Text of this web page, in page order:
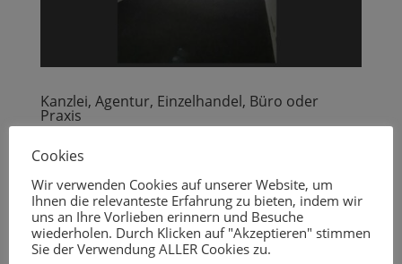
Kanzlei, Agentur, Einzelhandel, Büro oder
Praxis
Gewerbeflächen
Lauflage - Ostwall Nähe Hauptbahnhof Barrierefrei
Exklusive Räume für Kanzlei, Agentur, Einzelhandel,
Büro oder Praxis mitten auf dem Ostwall in 1 a Lage
Kaltmiete 2.200 €, zzgl. Nebenkosten ca. 500 € (nach
Cookies
Wir verwenden Cookies auf unserer Website, um
Ihnen die relevanteste Erfahrung zu bieten, indem wir
uns an Ihre Vorlieben erinnern und Besuche
wiederholen. Durch Klicken auf "Akzeptieren" stimmen
Sie der Verwendung ALLER Cookies zu.